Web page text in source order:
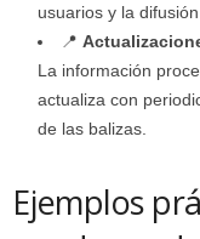
usuarios y la
📍
La información
actualiza con
de las balizas.
Ejemplos